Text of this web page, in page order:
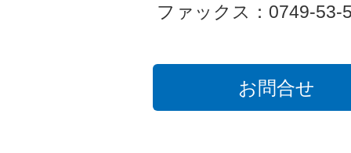
ファックス：0749-53-
お問合せ